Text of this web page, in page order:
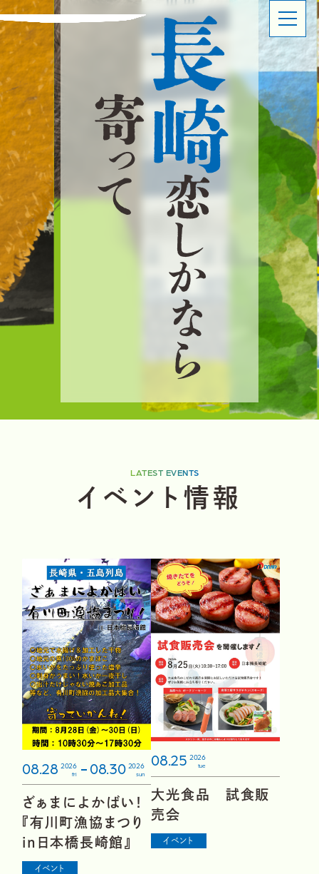
ABOUT
日本橋長崎館とは
SHOP OVERVIEW
ショップ概要
LATEST NEWS
お知らせ
LATEST EVENTS
イベント情報
PRODUCT INFORMATION
商品情報
CONTACT
お問い合わせ
イベントスペースのご利用について
出品事業者登録ご案内
プライバシーポリシー
長
崎
恋
し
か
な
ら
寄
っ
て
LATEST EVENTS
イ ベ ン ト 情報
08.28 2026
fri 08.30 2026
sun
ざぁまによかばい！
『有川町漁協まつり
in日本橋長崎館』
イベント
08.25 2026
tue
大光食品 試食販
売会
イベント